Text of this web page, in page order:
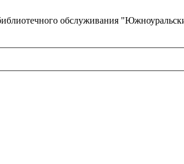
обслуживания